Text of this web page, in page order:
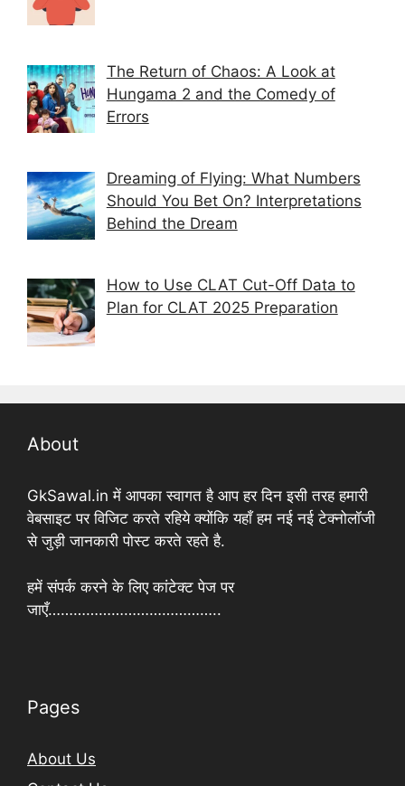
Thе Rеturn of Chaos: A Look at
Hungama 2 and thе Comеdy of
Errors
Dreaming of Flying: What Numbers
Should You Bet On? Interpretations
Behind the Dream
How to Use CLAT Cut-Off Data to
Plan for CLAT 2025 Preparation
About
GkSawal.in में आपका स्वागत है आप हर दिन इसी तरह हमारी
वेबसाइट पर विजिट करते रहिये क्योंकि यहाँ हम नई नई टेक्नोलॉजी
से जुड़ी जानकारी पोस्ट करते रहते है.
हमें संपर्क करने के लिए कांटेक्ट पेज पर
जाएँ…………………………………..
Pages
About Us